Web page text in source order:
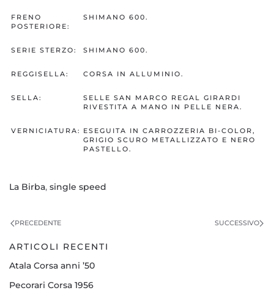
FRENO
POSTERIORE:
SHIMANO 600.
SERIE STERZO: SHIMANO 600.
REGGISELLA: CORSA IN ALLUMINIO.
SELLA:
SELLE SAN MARCO REGAL GIRARDI
RIVESTITA A MANO IN PELLE NERA.
VERNICIATURA: ESEGUITA IN CARROZZERIA BI-COLOR,
GRIGIO SCURO METALLIZZATO E NERO
PASTELLO.
La Birba, single speed
PRECEDENTE SUCCESSIVO
ARTICOLI RECENTI
Atala Corsa anni ’50
Pecorari Corsa 1956